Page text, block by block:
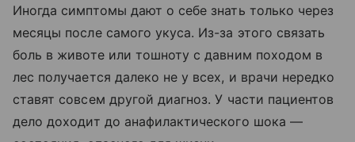
Иногда симптомы дают о себе знать только через
месяцы после самого укуса. Из-за этого связать
боль в животе или тошноту с давним походом в
лес получается далеко не у всех, и врачи нередко
ставят совсем другой диагноз. У части пациентов
дело доходит до анафилактического шока —